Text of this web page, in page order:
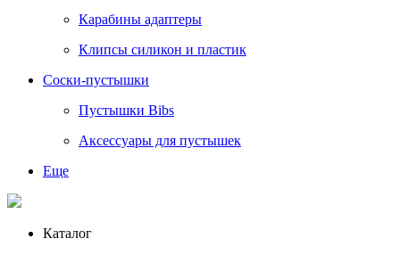
Карабины адаптеры
Клипсы силикон и пластик
Соски-пустышки
Пустышки Bibs
Аксессуары для пустышек
Еще
Каталог